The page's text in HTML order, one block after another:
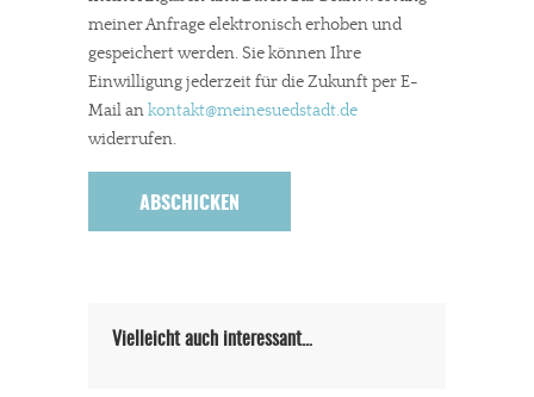
stark zurückgegangen.
Solltest Du unsere unabhängige Berichterstattung schätzen,
kannst Du uns mit einer kleinen Spende unterstützen.
Paypal - danke@meinesuedstadt.de
JETZT SPENDEN Schon erledigt!
meiner Anfrage elektronisch erhoben und
gespeichert werden. Sie können Ihre
Einwilligung jederzeit für die Zukunft per E-
Mail ankontakt@meinesuedstadt.de
widerrufen.
Vielleicht auch interessant…